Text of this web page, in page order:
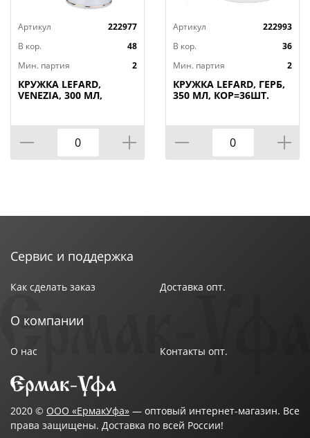
Артикул
222977
В кор.
48
Мин. партия
2
КРУЖКА LEFARD,
VENEZIA, 300 МЛ,
Артикул
222993
В кор.
36
Мин. партия
2
КРУЖКА LEFARD, ГЕРБ,
350 МЛ, КОР=36ШТ.
Сервис и поддержка
Как сделать заказ Доставка опт.
О компании
О нас Контакты опт.
2020 © ООО «ЕрмакУфа» — оптовый интернет-магазин. Все
права защищены. Доставка по всей России!